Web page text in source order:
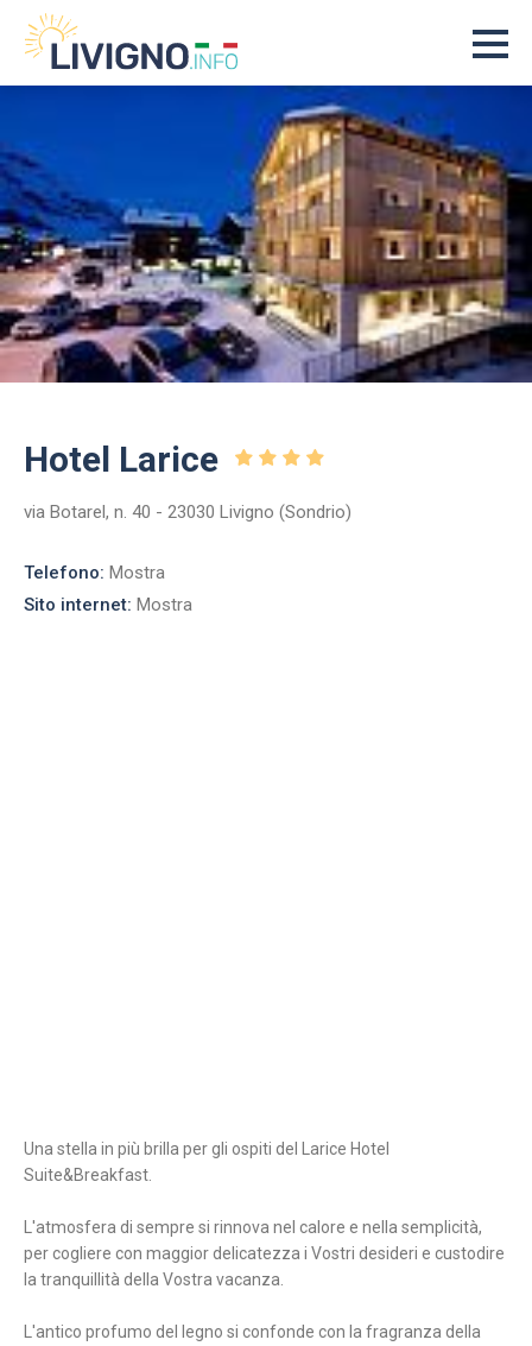
Hotel Larice
via Botarel, n. 40 - 23030 Livigno (Sondrio)
Telefono: Mostra
Sito internet: Mostra
Una stella in più brilla per gli ospiti del Larice Hotel
Suite&Breakfast.
L'atmosfera di sempre si rinnova nel calore e nella semplicità,
per cogliere con maggior delicatezza i Vostri desideri e custodire
la tranquillità della Vostra vacanza.
L'antico profumo del legno si confonde con la fragranza della